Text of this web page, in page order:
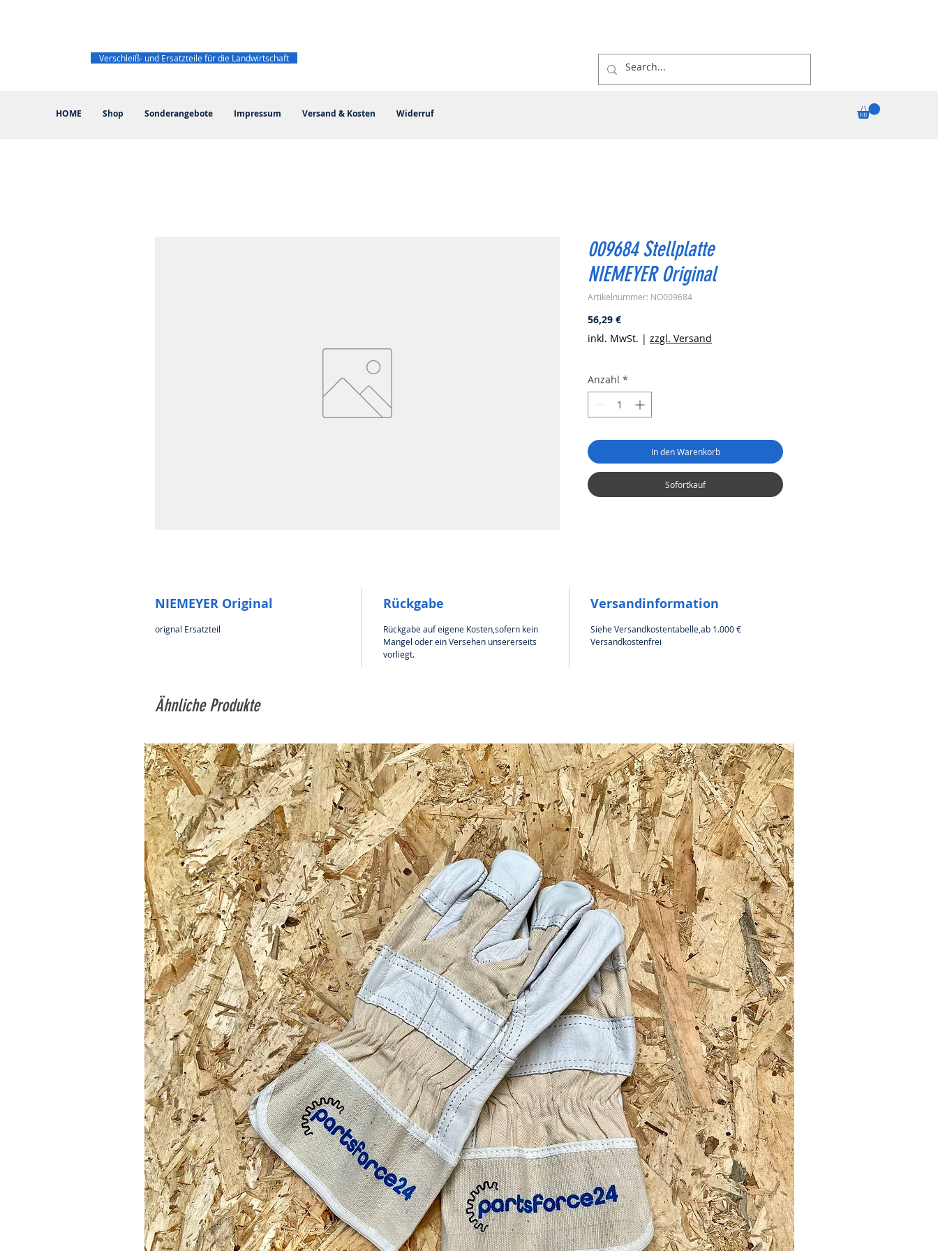
HOME Shop Sonderangebote Impressum Versand & Kosten Widerruf
Verschleiß- und Ersatzteile für die Landwirtschaft
009684 Stellplatte
NIEMEYER Original
Artikelnummer: NO009684
56,29 €Preis
inkl. MwSt. | zzgl. Versand
Anzahl *
In den Warenkorb
Sofortkauf
NIEMEYER Original
orignal Ersatzteil
Rückgabe
Rückgabe auf eigene Kosten,sofern kein
Mangel oder ein Versehen unsererseits
vorliegt.
Versandinformation
Siehe Versandkostentabelle,ab 1.000 €
Versandkostenfrei
Ähnliche Produkte